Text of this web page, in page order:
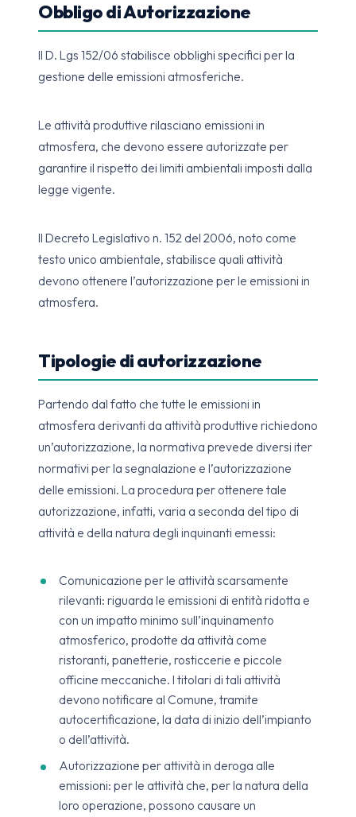
Obbligo di Autorizzazione
Il D. Lgs 152/06 stabilisce obblighi specifici per la
gestione delle emissioni atmosferiche.
Le attività produttive rilasciano emissioni in
atmosfera, che devono essere autorizzate per
garantire il rispetto dei limiti ambientali imposti dalla
legge vigente.
Il Decreto Legislativo n. 152 del 2006, noto come
testo unico ambientale, stabilisce quali attività
devono ottenere l’autorizzazione per le emissioni in
atmosfera.
Tipologie di autorizzazione
Partendo dal fatto che tutte le emissioni in
atmosfera derivanti da attività produttive richiedono
un’autorizzazione, la normativa prevede diversi iter
normativi per la segnalazione e l’autorizzazione
delle emissioni. La procedura per ottenere tale
autorizzazione, infatti, varia a seconda del tipo di
attività e della natura degli inquinanti emessi:
Comunicazione per le attività scarsamente
rilevanti: riguarda le emissioni di entità ridotta e
con un impatto minimo sull’inquinamento
atmosferico, prodotte da attività come
ristoranti, panetterie, rosticcerie e piccole
officine meccaniche. I titolari di tali attività
devono notificare al Comune, tramite
autocertificazione, la data di inizio dell’impianto
o dell’attività.
Autorizzazione per attività in deroga alle
emissioni: per le attività che, per la natura della
loro operazione, possono causare un